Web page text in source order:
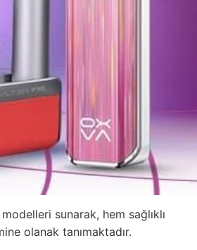
sunarak, hem sağlıklı
olanak tanımaktadır.